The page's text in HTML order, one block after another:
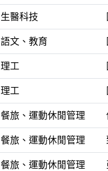
生醫科技
語文、教育
理工
理工
餐旅、運動休閒管理
餐旅、運動休閒管理
餐旅、運動休閒管理